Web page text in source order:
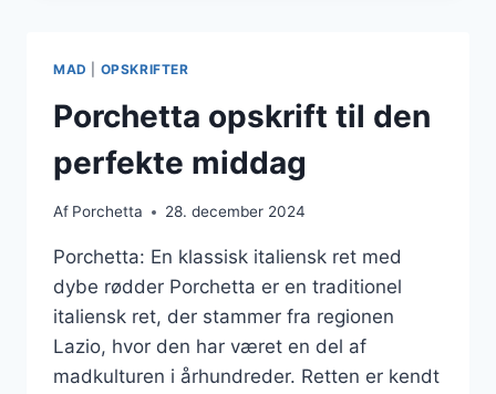
MAD OPSKRIFTER
Porchetta opskrift til den
perfekte middag
Af Porchetta 28. december 2024
Porchetta: En klassisk italiensk ret med
dybe rødder Porchetta er en traditionel
italiensk ret, der stammer fra regionen
Lazio, hvor den har været en del af
madkulturen i århundreder. Retten er kendt